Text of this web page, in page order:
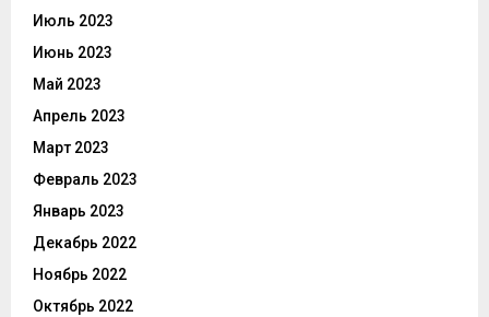
Июль 2023
Июнь 2023
Май 2023
Апрель 2023
Март 2023
Февраль 2023
Январь 2023
Декабрь 2022
Ноябрь 2022
Октябрь 2022